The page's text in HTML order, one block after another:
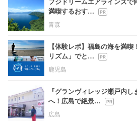
フジドリームエアラインズで
満喫するおす…
青森
【体験レポ】福島の海を満
リズム」でと…
鹿児島
『グランヴィレッジ瀬戸内
へ！広島で絶景…
広島